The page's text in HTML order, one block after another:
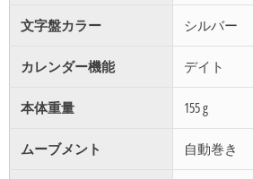
文字盤カラー シルバー
カレンダー機能 デイト
本体重量 155 g
ムーブメント 自動巻き